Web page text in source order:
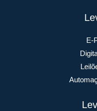
E-